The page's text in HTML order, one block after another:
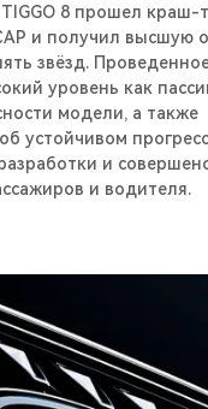
TIGGO 8 прошел краш-
и получил высшую
звёзд.
уровень как
модели, а также
устойчивом
и
и водителя.